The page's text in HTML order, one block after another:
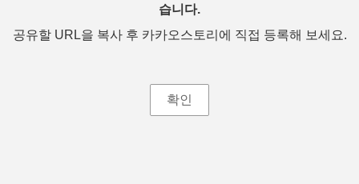
습니다.
공유할 URL을 복사 후 카카오스토리에 직접 등록해 보세요.
확인